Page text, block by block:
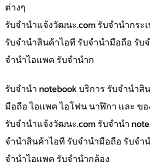
ต่างๆ
รับจํานําแจ้งวัฒนะ.com รับจำนำกระ
รับจำนำสินค้าไอที รับจำนำมือถือ รับ
จำนำไอแพค รับจำนำก
รับจำนำ notebook บริการ รับจำนำสิ
มือถือ ไอแพค ไอโฟน นาฬิกา และ ข
รับจํานําแจ้งวัฒนะ.com รับจำนำ
จำนำสินค้าไอที รับจำนำมือถือ รับจำ
จำนำไอแพค รับจำนำกล้อง